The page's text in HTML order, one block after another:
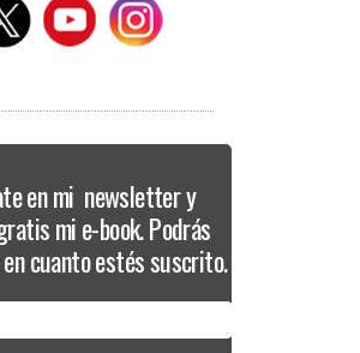
en mi newsletter y
mi e-book. Podrás
cuanto estés suscrito.